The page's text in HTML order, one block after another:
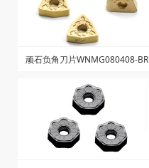
顽石负角刀片WNMG080408-BR